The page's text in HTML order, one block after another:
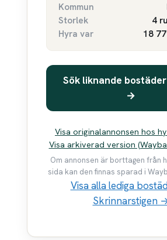
Kommun
Storlek
4
Hyra var
18
Sök liknande
→
Visa originalannonsen hos
Visa arkiverad version
Om annonsen är borttagen från
sida kan den finnas sparad i
Visa alla lediga
Skrinnarstigen